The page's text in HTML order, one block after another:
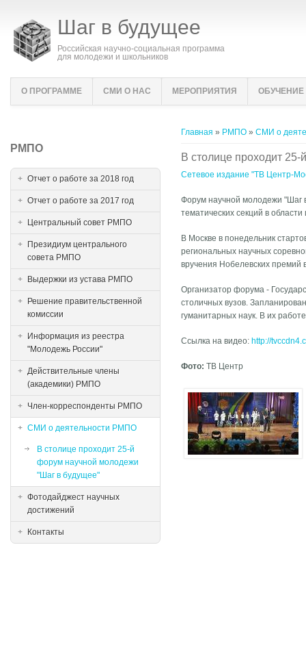
Шаг в будущее
Российская научно-социальная программа
для молодежи и школьников
О ПРОГРАММЕ СМИ О НАС МЕРОПРИЯТИЯ ОБУЧЕНИЕ
Вы здесь
Главная » РМПО » СМИ о
В столице проходит
Сетевое издание "ТВ Центр-
Форум научной молодежи "Шаг
тематических секций в
В Москве в понедельник
региональных научных
вручения Нобелевских премий
Организатор форума -
столичных вузов.
гуманитарных наук. В их
Ссылка на видео: http://
Фото: ТВ Центр
РМПО
Отчет о работе за 2018 год
Отчет о работе за 2017 год
Центральный совет РМПО
Президиум центрального
совета РМПО
Выдержки из устава РМПО
Решение правительственной
комиссии
Информация из реестра
"Молодежь России"
Действительные члены
(академики) РМПО
Член-корреспонденты РМПО
СМИ о деятельности РМПО
В столице проходит 25-й
форум научной молодежи
"Шаг в будущее"
Фотодайджест научных
достижений
Контакты